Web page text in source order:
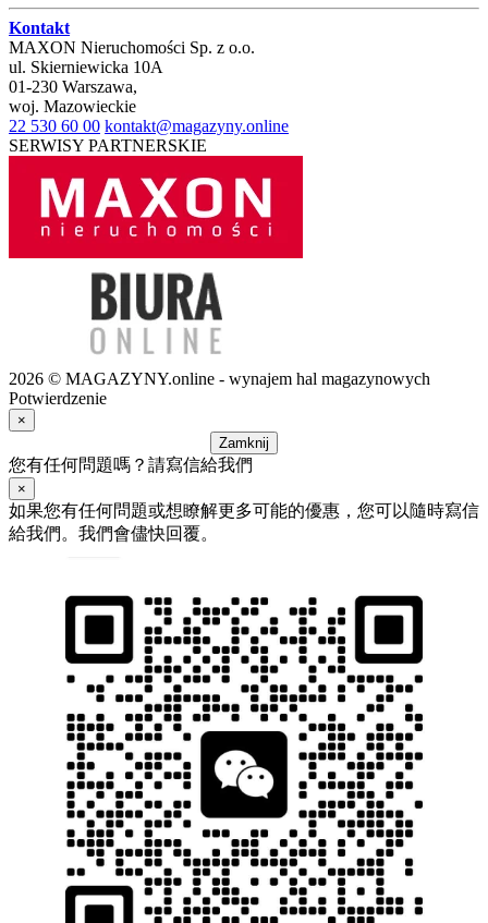
Kontakt
MAXON Nieruchomości Sp. z o.o.
ul. Skierniewicka 10A
01-230 Warszawa,
woj. Mazowieckie
22 530 60 00 kontakt@magazyny.online
SERWISY PARTNERSKIE
2026 © MAGAZYNY.online - wynajem hal magazynowych
Potwierdzenie
×
Zamknij
您有任何問題嗎？請寫信給我們
×
如果您有任何問題或想瞭解更多可能的優惠，您可以隨時寫信
給我們。我們會儘快回覆。